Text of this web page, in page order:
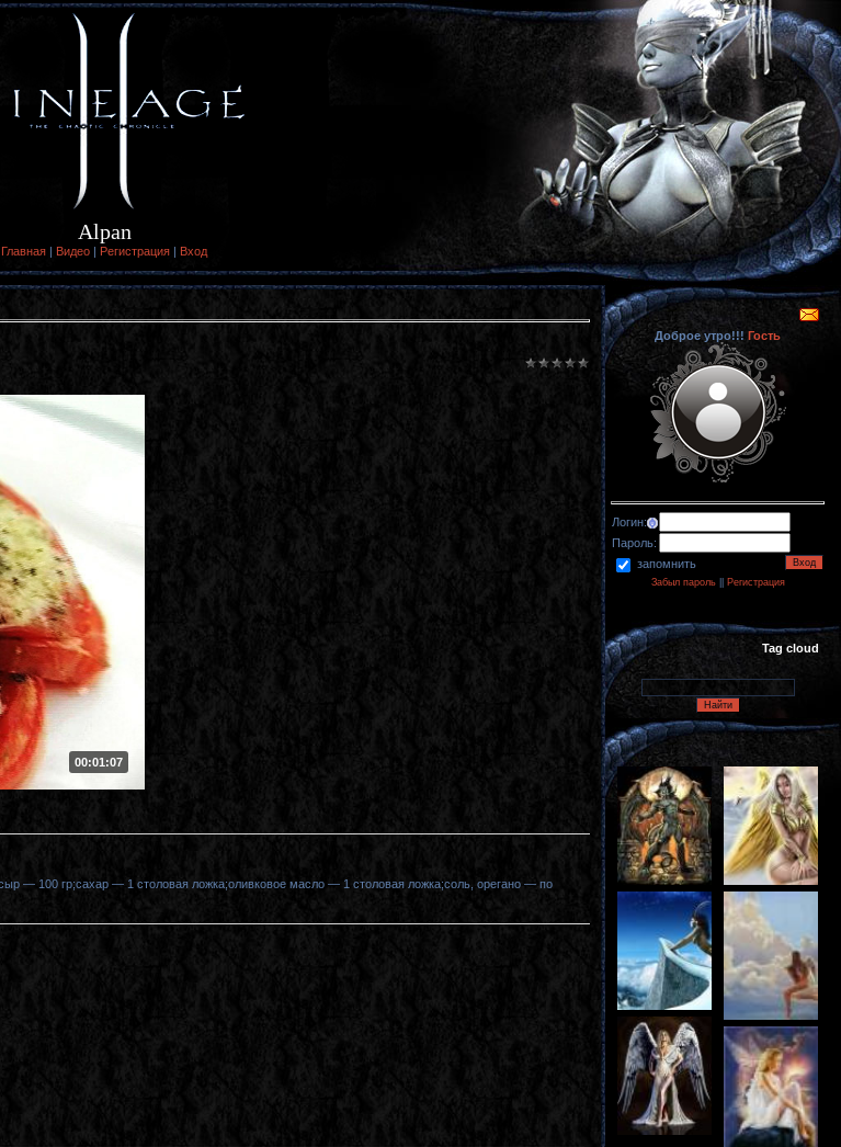
Alpan
Главная | Видео | Регистрация | Вход
00:01:07
— 100 гр;сахар — 1 столовая ложка;оливковое масло — 1 столовая ложка;соль, орегано — по
Доброе утро!!! Гость
Логин:
Пароль:
запомнить
Забыл пароль|| Регистрация
Tag cloud